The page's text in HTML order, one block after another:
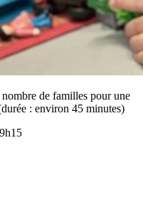
de familles pour une
: environ 45 minutes)